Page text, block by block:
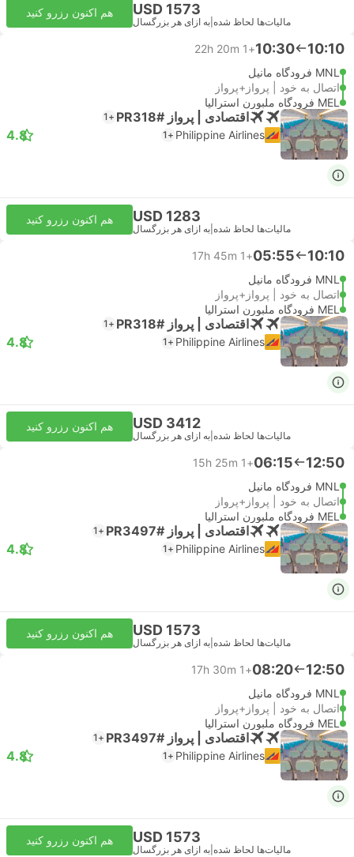
USD 1573
مالیات‌ها لحاظ شده به ازای هر بزرگسال
هم اکنون رزرو کنید
10:10
10:30
+1
22h 20m
MNL فرودگاه مانیل
اتصال به خود | پرواز+پرواز
MEL فرودگاه ملبورن استرالیا
اقتصادی | پرواز #PR318 +1
Philippine Airlines
+1
4.8
USD 1283
مالیات‌ها لحاظ شده به ازای هر بزرگسال
هم اکنون رزرو کنید
10:10
05:55
+1
17h 45m
MNL فرودگاه مانیل
اتصال به خود | پرواز+پرواز
MEL فرودگاه ملبورن استرالیا
اقتصادی | پرواز #PR318 +1
Philippine Airlines
+1
4.8
USD 3412
مالیات‌ها لحاظ شده به ازای هر بزرگسال
هم اکنون رزرو کنید
12:50
06:15
+1
15h 25m
MNL فرودگاه مانیل
اتصال به خود | پرواز+پرواز
MEL فرودگاه ملبورن استرالیا
اقتصادی | پرواز #PR3497 +1
Philippine Airlines
+1
4.8
USD 1573
مالیات‌ها لحاظ شده به ازای هر بزرگسال
هم اکنون رزرو کنید
12:50
08:20
+1
17h 30m
MNL فرودگاه مانیل
اتصال به خود | پرواز+پرواز
MEL فرودگاه ملبورن استرالیا
اقتصادی | پرواز #PR3497 +1
Philippine Airlines
+1
4.8
USD 1573
مالیات‌ها لحاظ شده به ازای هر بزرگسال
هم اکنون رزرو کنید